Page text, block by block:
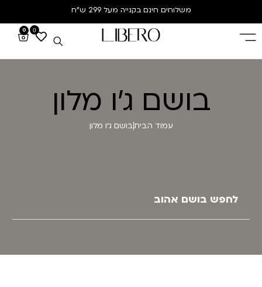
משלוחים חינםבקנייה מעל 299 ש”ח
0
0
בושם ג'ו מלון
עמוד הביתבושם ג'ו מלון